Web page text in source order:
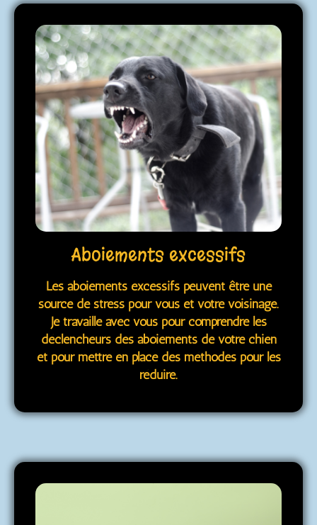
Aboiements excessifs
Les aboiements excessifs peuvent être une
source de stress pour vous et votre voisinage.
Je travaille avec vous pour comprendre les
déclencheurs des aboiements de votre chien
et pour mettre en place des méthodes pour les
réduire.